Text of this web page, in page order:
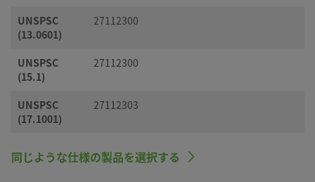
UNSPSC
(13.0601)
27112300
UNSPSC
(15.1)
27112300
UNSPSC
(17.1001)
27112303
同じような仕様の製品を選択する